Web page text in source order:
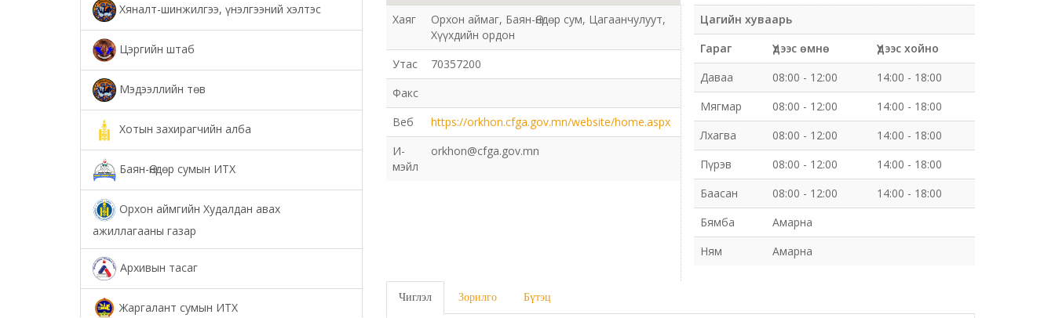
Хяналт-шинжилгээ, үнэлгээний хэлтэс
Цэргийн штаб
Мэдээллийн төв
Хотын захирагчийн алба
Баян-Өндөр сумын ИТХ
Орхон аймгийн Худалдан авах
ажиллагааны газар
Архивын тасаг
Жаргалант сумын ИТХ
Хаяг
Орхон аймаг, Баян-Өндөр сум, Цагаанчулуут,
Хүүхдийн ордон
Утас
70357200
Факс
Веб
https://orkhon.cfga.gov.mn/website/home.aspx
И-
мэйл
orkhon@cfga.gov.mn
Цагийн хуваарь
Гараг
Үдээс өмнө
Үдээс хойно
Даваа
08:00 - 12:00
14:00 - 18:00
Мягмар
08:00 - 12:00
14:00 - 18:00
Лхагва
08:00 - 12:00
14:00 - 18:00
Пүрэв
08:00 - 12:00
14:00 - 18:00
Баасан
08:00 - 12:00
14:00 - 18:00
Бямба
Амарна
Ням
Амарна
Чиглэл Зорилго Бүтэц